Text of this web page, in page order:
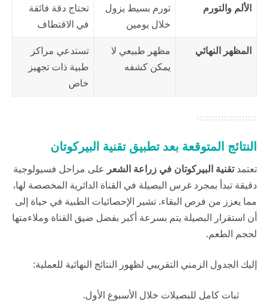
الألم والتورم
تورم بسيط يزول
خلال يومين
تحتاج دقة فائقة
في الاقتطاف
المظهر النهائي
مظهر طبيعي لا
يمكن كشفه
تستدعي مراكز
طبية ذات تجهيز
خاص
النتائج المتوقعة بعد تطبيق تقنية البيركوتان
تعتمدتقنية البيركوتان في زراعة الشعر على مراحل فسيولوجية
دقيقة تبدأ بمجرد غرس البصيلة في القناة الدائرية المخصصة لها،
مما يعزز من فرص البقاء. تشير الإحصائيات الطبية في حياة إلى
أن استقرار البصيلة يتم بسرعة أكبر بفضل ضيق القناة وملاءمتها
لحجم الطعم.
إليك الجدول الزمني التقريبي لظهور النتائج النهائية للعملية:
ثبات كامل للبصيلات خلال الأسبوع الأول.